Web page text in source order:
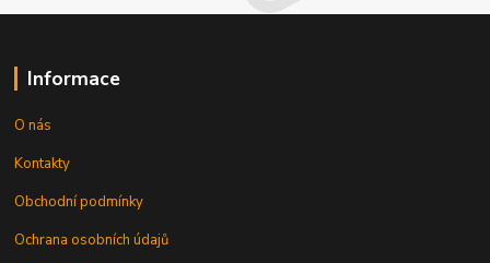
Informace
O nás
Kontakty
Obchodní podmínky
Ochrana osobních údajů